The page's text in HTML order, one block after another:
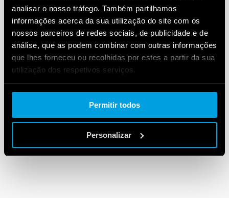
analisar o nosso tráfego. Também partilhamos
informações acerca da sua utilização do site com os
nossos parceiros de redes sociais, de publicidade e de
análise, que as podem combinar com outras informações
que lhes forneceu ou recolhidas por estes a partir da sua
utilização dos respetivos serviços.
Cookie policy.
Permitir todos
Personalizar